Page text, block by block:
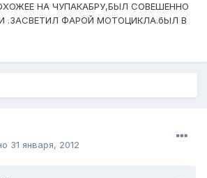
НА ЧУПАКАБРУ,БЫЛ СОВЕШЕННО
.ЗАСВЕТИЛ ФАРОЙ МОТОЦИКЛА.бЫЛ В
31 января, 2012